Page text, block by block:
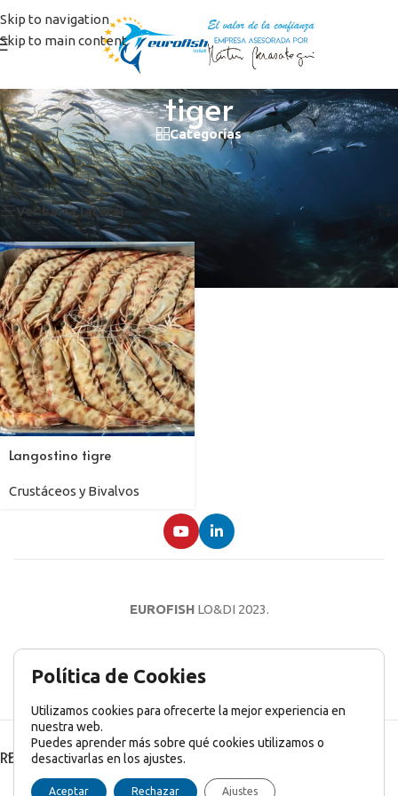
Skip to navigation
Skip to main content
tiger
Categorías
Inicio/Productos etiquetados “tiger”
Mostrando el único resultado
Ver barra lateral
Langostino tigre
Crustáceos y Bivalvos
EUROFISHLO&DI 2023.
AVISO LEGAL POLÍTICA DE PRIVACIDAD
RECENT POSTS
Política de Cookies
Utilizamos cookies para ofrecerte la mejor experiencia en
nuestra web.
Puedes aprender más sobre qué cookies utilizamos o
desactivarlas en los ajustes.
Aceptar Rechazar Ajustes
English Inglés) Français(Francés